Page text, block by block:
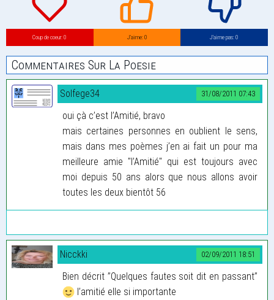
Coup de coeur: 0 J’aime: 0 J’aime pas: 0
Commentaires Sur La Poesie
31/08/2011 07:43
Solfege34
oui çà c’est l’Amitié, bravo
mais certaines personnes en oublient le sens,
mais dans mes poèmes j’en ai fait un pour ma
meilleure amie "l’Amitié" qui est toujours avec
moi depuis 50 ans alors que nous allons avoir
toutes les deux bientôt 56
02/09/2011 18:51
Nicckki
Bien décrit ’’Quelques fautes soit dit en passant’’
l’amitié elle si importante